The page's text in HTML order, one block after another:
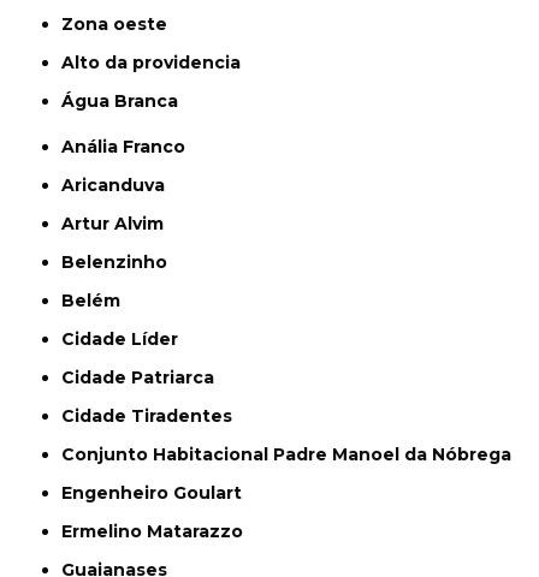
Zona oeste
alto da providencia
Água Branca
Anália Franco
Aricanduva
Artur Alvim
Belenzinho
Belém
Cidade Líder
Cidade Patriarca
Cidade Tiradentes
Conjunto Habitacional Padre Manoel da Nóbrega
Engenheiro Goulart
Ermelino Matarazzo
Guaianases